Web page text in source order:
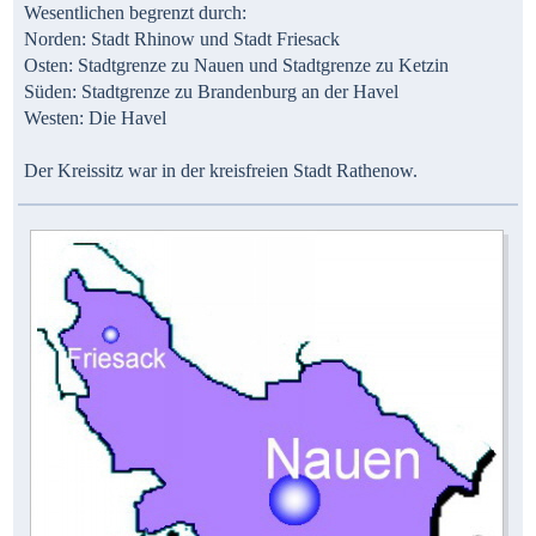
Wesentlichen begrenzt durch:
Norden: Stadt Rhinow und Stadt Friesack
Osten: Stadtgrenze zu Nauen und Stadtgrenze zu Ketzin
Süden: Stadtgrenze zu Brandenburg an der Havel
Westen: Die Havel
Der Kreissitz war in der kreisfreien Stadt Rathenow.